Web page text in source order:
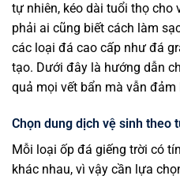
tự nhiên, kéo dài tuổi thọ cho
phải ai cũng biết cách làm
các loại đá cao cấp như đá
tạo. Dưới đây là hướng dẫn
quả mọi vết bẩn mà vẫn
Chọn dung dịch vệ sinh theo
Mỗi loại ốp đá giếng trời có
khác nhau, vì vậy cần lựa